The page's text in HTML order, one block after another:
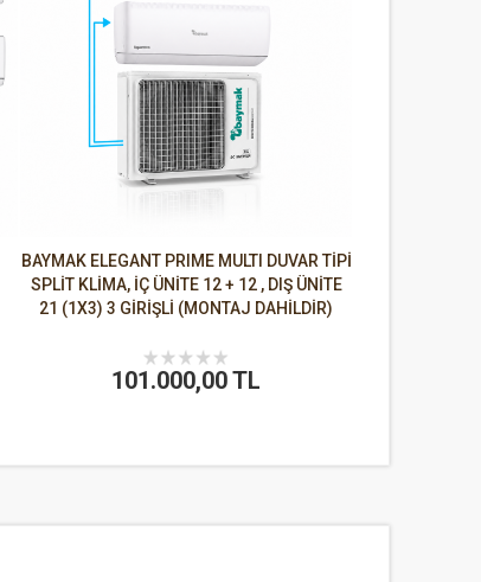
BAYMAK ELEGANT PRIME MULTI DUVAR TİPİ
SPLİT KLİMA, İÇ ÜNİTE 12 + 12 , DIŞ ÜNİTE
21 (1X3) 3 GİRİŞLİ (MONTAJ DAHİLDİR)
101.000,00 TL